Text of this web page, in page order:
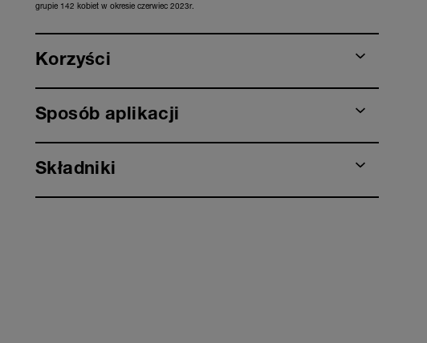
grupie 142 kobiet w okresie czerwiec 2023r.
Korzyści
Sposób aplikacji
Składniki